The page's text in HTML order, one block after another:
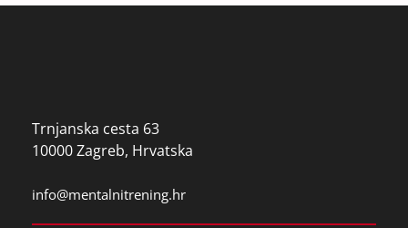
Trnjanska cesta 63
10000 Zagreb, Hrvatska
info@mentalnitrening.hr